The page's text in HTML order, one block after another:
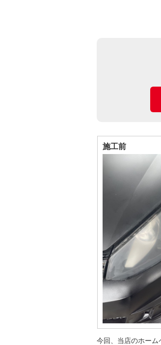
施工前
今回、当店のホー